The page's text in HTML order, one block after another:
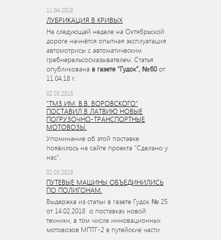
11.04.2018
ЛУБРИКАЦИЯ В КРИВЫХ
На следующей неделе на Октябрьской
дороге начнётся опытная эксплуатация
автомотрисы с автоматическим
гребнерельсосмазывателем. Статья
опубликована в газете "Гудок", №60 от
11.04.18 г.
02.03.2018
"ТМЗ ИМ. В.В. ВОРОВСКОГО"
ПОСТАВИЛ В ЛАТВИЮ НОВЫЕ
ПОГРУЗОЧНО-ТРАНСПОРТНЫЕ
МОТОВОЗЫ.
Упоминание об этой поставке
появилось на сайте проекта "Сделано у
нас".
02.03.2018
ПУТЕВЫЕ МАШИНЫ ОБЪЕДИНИЛИСЬ
ПО ПОЛИГОНАМ.
Выдержка из статьи в газете Гудок № 25
от 14.02.2018 о поставках новой
техники, в том числе инновационных
мотовозов МПТГ-2 в путейские части